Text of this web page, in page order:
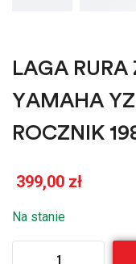
LAGA RURA
YAMAHA
ROCZNIK
399,00 zł
Na stanie